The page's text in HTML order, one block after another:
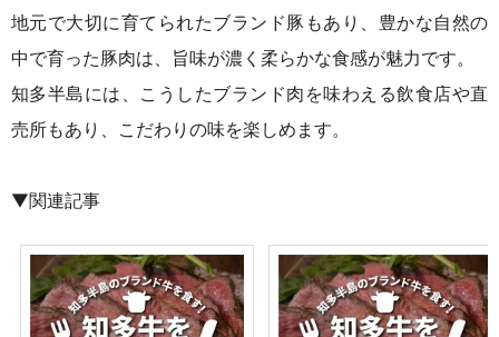
地元で大切に育てられたブランド豚もあり、豊かな自然の
中で育った豚肉は、旨味が濃く柔らかな食感が魅力です。
知多半島には、こうしたブランド肉を味わえる飲食店や直
売所もあり、こだわりの味を楽しめます。
▼関連記事